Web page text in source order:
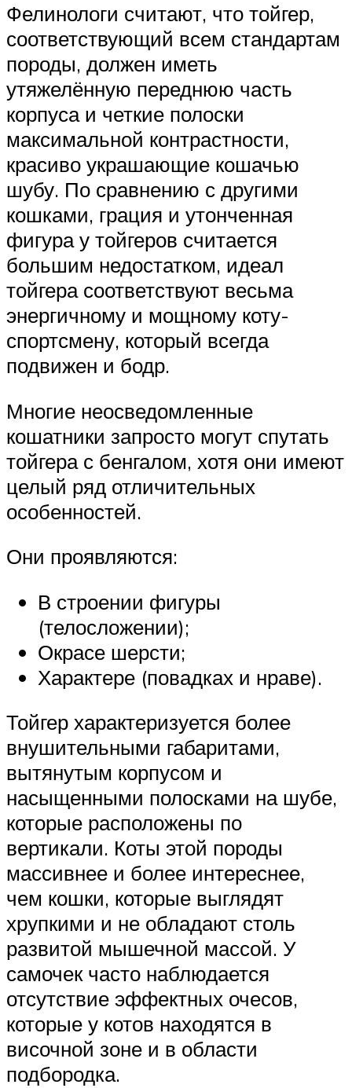
Фелинологи считают, что тойгер,
соответствующий всем стандартам
породы, должен иметь
утяжелённую переднюю часть
корпуса и четкие полоски
максимальной контрастности,
красиво украшающие кошачью
шубу. По сравнению с другими
кошками, грация и утонченная
фигура у тойгеров считается
большим недостатком, идеал
тойгера соответствуют весьма
энергичному и мощному коту-
спортсмену, который всегда
подвижен и бодр.
Многие неосведомленные
кошатники запросто могут спутать
тойгера с бенгалом, хотя они имеют
целый ряд отличительных
особенностей.
Они проявляются:
В строении фигуры
(телосложении);
Окрасе шерсти;
Характере (повадках и нраве).
Тойгер характеризуется более
внушительными габаритами,
вытянутым корпусом и
насыщенными полосками на шубе,
которые расположены по
вертикали. Коты этой породы
массивнее и более интереснее,
чем кошки, которые выглядят
хрупкими и не обладают столь
развитой мышечной массой. У
самочек часто наблюдается
отсутствие эффектных очесов,
которые у котов находятся в
височной зоне и в области
подбородка.